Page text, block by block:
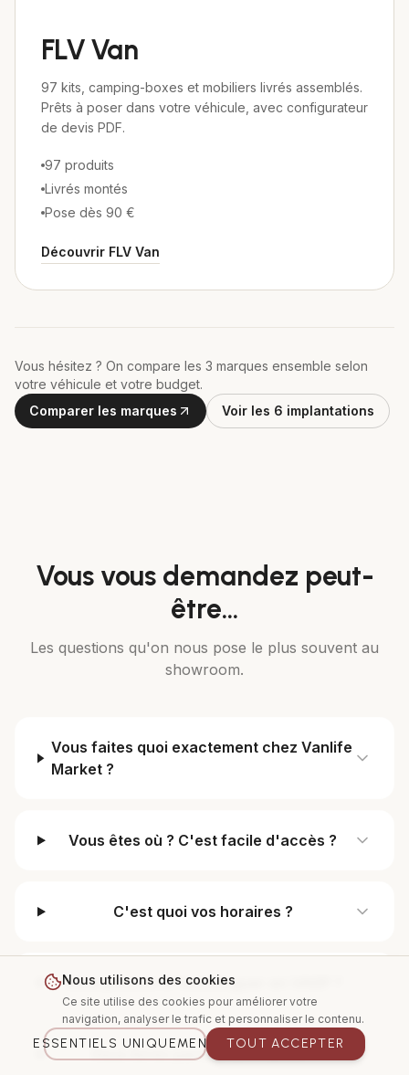
Nous utilisons des cookies
Ce site utilise des cookies pour améliorer votre
navigation, analyser le trafic et personnaliser le contenu.
ESSENTIELS UNIQUEMENT TOUT ACCEPTER
FLV Van
97 kits, camping-boxes et mobiliers livrés assemblés.
Prêts à poser dans votre véhicule, avec configurateur
de devis PDF.
97 produits
Livrés montés
Pose dès 90 €
Découvrir FLV Van
Vous hésitez ? On compare les 3 marques ensemble selon
votre véhicule et votre budget.
Comparer les marques
Voir les 6 implantations
Vous vous demandez peut-
être…
Les questions qu'on nous pose le plus souvent au
showroom.
Vous faites quoi exactement chez Vanlife
Market ?
Vous êtes où ? C'est facile d'accès ?
C'est quoi vos horaires ?
Vous pouvez m'homologuer en VASP ?
Vous livrez partout en France ?